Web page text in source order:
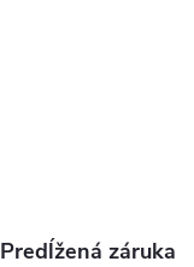
Predĺžená záruka